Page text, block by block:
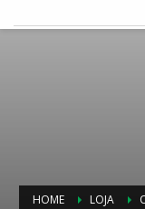
HOME LOJA